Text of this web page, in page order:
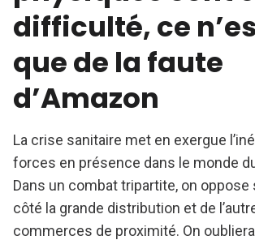
difficulté, ce
que de la faute
d’Amazon
La crise sanitaire met en exergue
forces en présence dans le monde
Dans un combat tripartite, on oppose
côté la grande distribution et de
commerces de proximité. On